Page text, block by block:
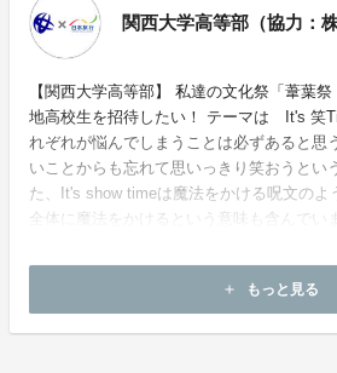
関西大学高等部（協力：
【関西大学高等部】 私達の文化祭「葦葉
地高校生を招待したい！ テーマは It's 笑
れぞれが悩んでしまうことは必ずあると思
いことからも忘れて思いっきり笑おうとい
た、It's show timeは魔法をかける呪文のよ
全体に魔法をかけるという意味も含んでい
add もっと見る